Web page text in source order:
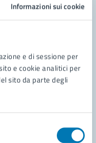
Informazioni sui cookie
e di sessione per
e cookie analitici per
sito da parte degli